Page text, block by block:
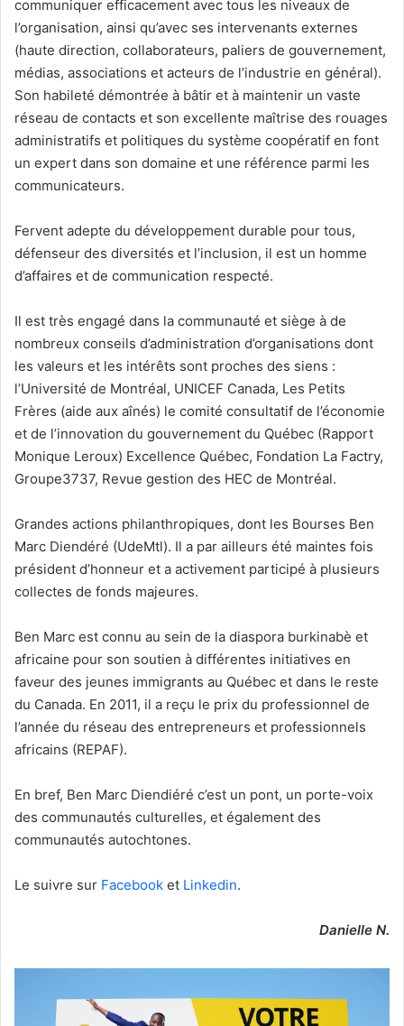
communiquer efficacement avec tous les niveaux de
l’organisation, ainsi qu’avec ses intervenants externes
(haute direction, collaborateurs, paliers de gouvernement,
médias, associations et acteurs de l’industrie en général).
Son habileté démontrée à bâtir et à maintenir un vaste
réseau de contacts et son excellente maîtrise des rouages
administratifs et politiques du système coopératif en font
un expert dans son domaine et une référence parmi les
communicateurs.
Fervent adepte du développement durable pour tous,
défenseur des diversités et l’inclusion, il est un homme
d’affaires et de communication respecté.
Il est très engagé dans la communauté et siège à de
nombreux conseils d’administration d’organisations dont
les valeurs et les intérêts sont proches des siens :
l’Université de Montréal, UNICEF Canada, Les Petits
Frères (aide aux aînés) le comité consultatif de l’économie
et de l’innovation du gouvernement du Québec (Rapport
Monique Leroux) Excellence Québec, Fondation La Factry,
Groupe3737, Revue gestion des HEC de Montréal.
Grandes actions philanthropiques, dont les Bourses Ben
Marc Diendéré (UdeMtl). Il a par ailleurs été maintes fois
président d’honneur et a activement participé à plusieurs
collectes de fonds majeures.
Ben Marc est connu au sein de la diaspora burkinabè et
africaine pour son soutien à différentes initiatives en
faveur des jeunes immigrants au Québec et dans le reste
du Canada. En 2011, il a reçu le prix du professionnel de
l’année du réseau des entrepreneurs et professionnels
africains (REPAF).
En bref, Ben Marc Diendiéré c’est un pont, un porte-voix
des communautés culturelles, et également des
communautés autochtones.
Le suivre sur Facebook et Linkedin.
Danielle N.